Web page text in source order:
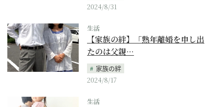
2024/8/31
生活
【家族の絆】「熟年離婚を申し出
たのは父親…
家族の絆
2024/8/17
生活